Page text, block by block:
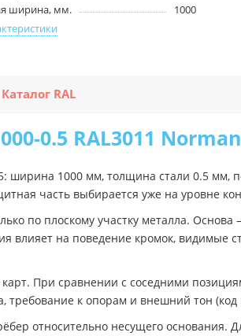
ширина, мм.
1000
Каталог RAL
0.5 RAL3011 Norman
ширина 1000 мм, толщина стали 0.5 мм,
часть выбирается уже на уровне
по плоскому участку металла.
на поведение кромок, видимые
При сравнении с соседними
к опорам и внешний тон (код
относительно несущего основания.